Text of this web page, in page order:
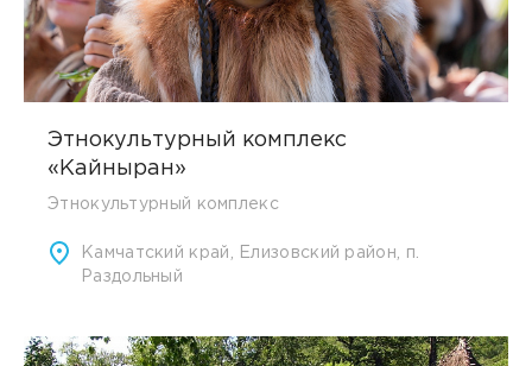
Этнокультурный комплекс
«Кайныран»
Этнокультурный комплекс
Камчатский край, Елизовский район, п.
Раздольный